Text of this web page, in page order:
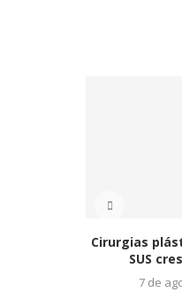
Cirurgias
SUS
7 de